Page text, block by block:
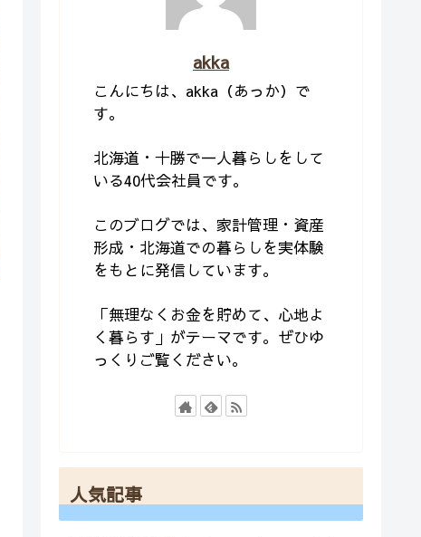
akka
こんにちは、akka（あっか）で
す。
北海道・十勝で一人暮らしをして
いる40代会社員です。
このブログでは、家計管理・資産
形成・北海道での暮らしを実体験
をもとに発信しています。
「無理なくお金を貯めて、心地よ
く暮らす」がテーマです。ぜひゆ
っくりご覧ください。
人気記事